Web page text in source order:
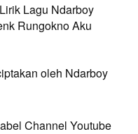
oleh Ndarboy
Channel Youtube